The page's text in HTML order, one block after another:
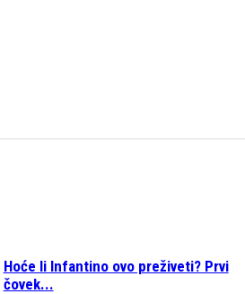
Hoće li Infantino ovo preživeti? Prvi
čovek...